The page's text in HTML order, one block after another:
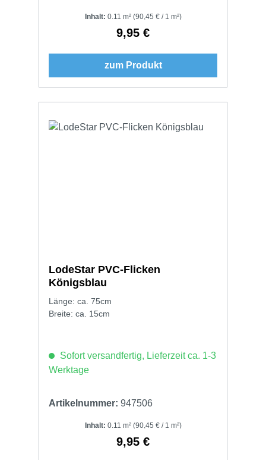
Inhalt: 0.11 m² (90,45 € / 1 m²)
Regulärer Preis:
9,95 €
zum Produkt
LodeStar PVC-Flicken
Königsblau
Länge: ca. 75cm
Breite: ca. 15cm
Sofort versandfertig, Lieferzeit ca. 1-3
Werktage
Artikelnummer: 947506
Inhalt: 0.11 m² (90,45 € / 1 m²)
Regulärer Preis:
9,95 €